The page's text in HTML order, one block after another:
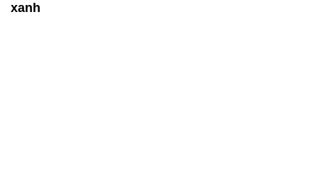
xanh